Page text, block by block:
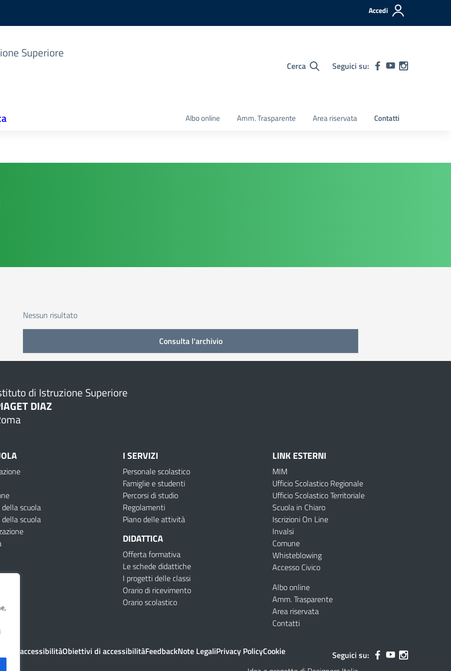
Accedi
Superiore
Cerca Seguici su:
Albo online Amm. Trasparente Area riservata Contatti
Nessun risultato
Consulta l'archivio
di Istruzione Superiore
DIAZ
scuola
scuola
I SERVIZI
Personale scolastico
Famiglie e studenti
Percorsi di studio
Regolamenti
Piano delle attività
DIDATTICA
Offerta formativa
Le schede didattiche
I progetti delle classi
Orario di ricevimento
Orario scolastico
LINK ESTERNI
MIM
Ufficio Scolastico Regionale
Ufficio Scolastico Territoriale
Scuola in Chiaro
Iscrizioni On Line
Invalsi
Comune
Whisteblowing
Accesso Civico
Albo online
Amm. Trasparente
Area riservata
Contatti
di accessibilitàObiettivi di accessibilitàFeedbackNote LegaliPrivacy PolicyCookie
Seguici su: